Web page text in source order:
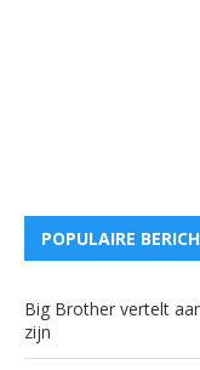
POPULAIRE
Big Brother vertelt
zijn